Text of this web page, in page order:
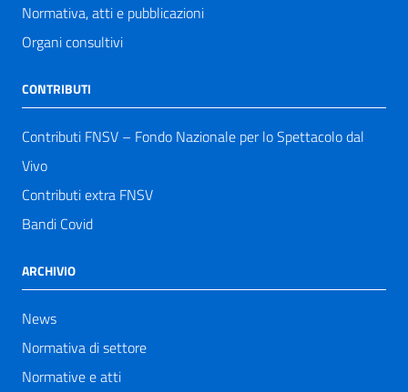
Normativa, atti e pubblicazioni
Organi consultivi
CONTRIBUTI
Contributi FNSV – Fondo Nazionale per lo Spettacolo dal
Vivo
Contributi extra FNSV
Bandi Covid
ARCHIVIO
News
Normativa di settore
Normative e atti